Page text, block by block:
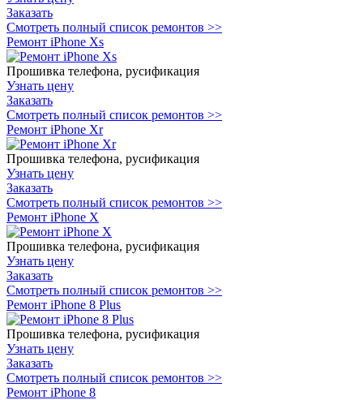
Заказать
Смотреть полный список ремонтов >>
Ремонт iPhone Xs
Прошивка телефона, русификация
Узнать цену
Заказать
Смотреть полный список ремонтов >>
Ремонт iPhone Xr
Прошивка телефона, русификация
Узнать цену
Заказать
Смотреть полный список ремонтов >>
Ремонт iPhone X
Прошивка телефона, русификация
Узнать цену
Заказать
Смотреть полный список ремонтов >>
Ремонт iPhone 8 Plus
Прошивка телефона, русификация
Узнать цену
Заказать
Смотреть полный список ремонтов >>
Ремонт iPhone 8